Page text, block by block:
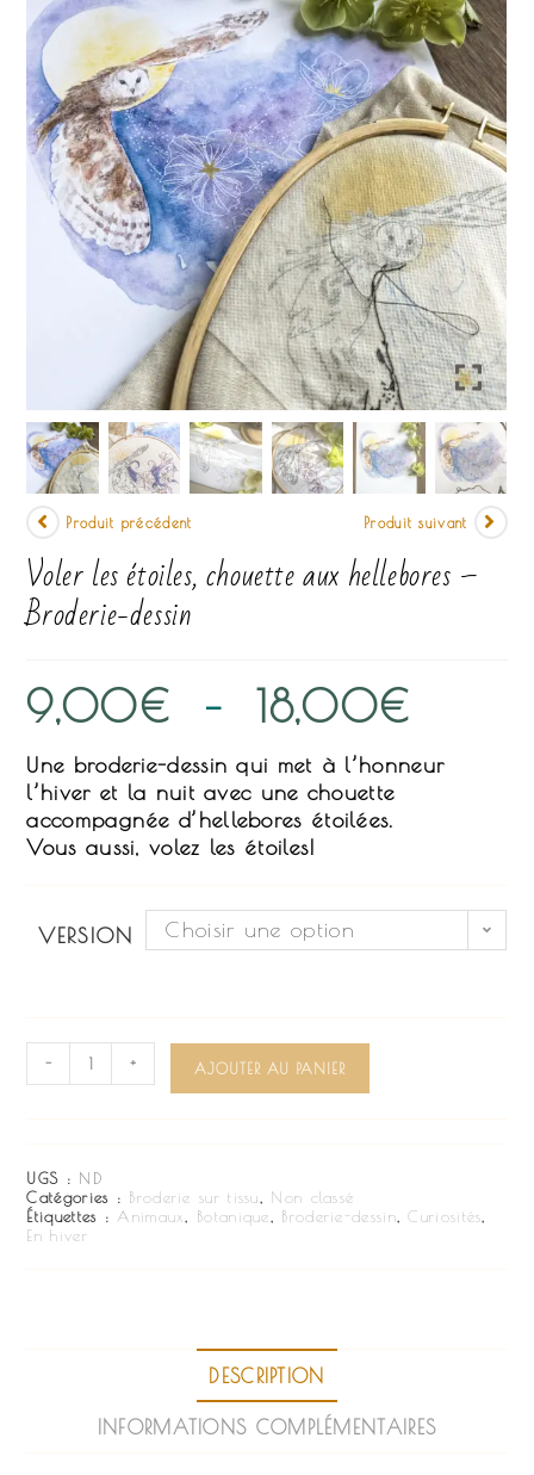
Produit précédent Produit suivant
Voler les étoiles, chouette aux hellebores –
Broderie-dessin
9,00€ – 18,00€
Une broderie-dessin qui met à l’honneur
l’hiver et la nuit avec une chouette
accompagnée d’hellebores étoilées.
Vous aussi, volez les étoiles!
VERSION Choisir une option
- + AJOUTER AU PANIER
UGS : ND
Catégories : Broderie sur tissu, Non classé
Étiquettes :Animaux, Botanique, Broderie-dessin,Curiosités,
En hiver
DESCRIPTION
INFORMATIONS COMPLÉMENTAIRES